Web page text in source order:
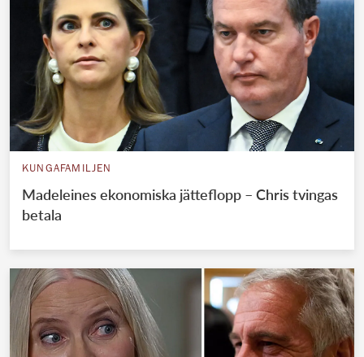
KUNGAFAMILJEN
Madeleines ekonomiska jätteflopp – Chris tvingas
betala